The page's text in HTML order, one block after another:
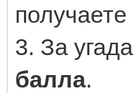
3. За
балла.